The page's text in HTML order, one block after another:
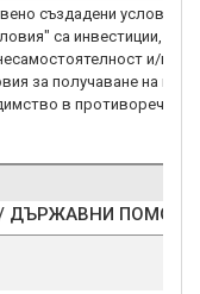
създадени условия*
са инвестиции, за
и/или
за получаване на
в противоречие с
ДЪРЖАВНИ